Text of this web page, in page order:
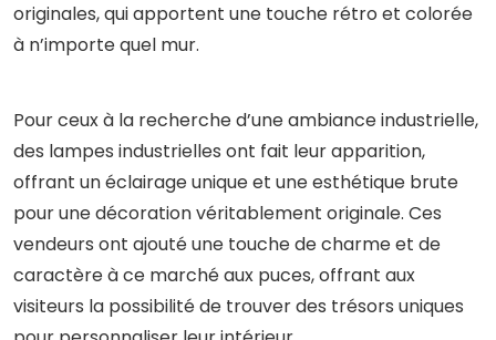
originales, qui apportent une touche rétro et colorée
à n’importe quel mur.
Pour ceux à la recherche d’une ambiance industrielle,
des lampes industrielles ont fait leur apparition,
offrant un éclairage unique et une esthétique brute
pour une décoration véritablement originale. Ces
vendeurs ont ajouté une touche de charme et de
caractère à ce marché aux puces, offrant aux
visiteurs la possibilité de trouver des trésors uniques